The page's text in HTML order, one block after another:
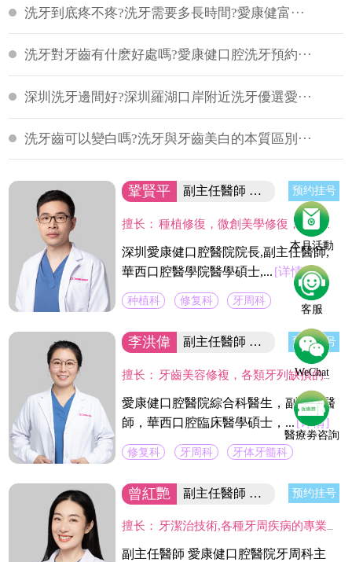
本月活動
客服
WeChat
醫療劵咨詢
洗牙到底疼不疼?洗牙需要多長時間?愛康健富···
洗牙對牙齒有什麽好處嗎?愛康健口腔洗牙預約···
深圳洗牙邊間好?深圳羅湖口岸附近洗牙優選愛···
洗牙齒可以變白嗎?洗牙與牙齒美白的本質區別···
鞏賢平 副主任醫師 醫院院長/碩士 预约挂号
擅长： 種植修復，微創美學修復，全口咬合重建等；熟練應用口腔顯微鏡並在顯微放大設備下進行種植手術、牙周美學手術及各類修復操作。熟練處理牙周病及牙體缺失、四環素、氟斑牙的全口美學修復工作，對於顯微治療有深入研究，具有豐富的口腔全科診療經驗。
深圳愛康健口腔醫院院長,副主任醫師,
華西口腔醫學院醫學碩士,... [详情]
种植科 修复科 牙周科
李洪偉 副主任醫師 口腔醫學碩士 预约挂号
擅长： 牙齒美容修複，各類牙列缺損的固定及活動義齒的修複、鑄造支架式可摘局部義齒、 數字化修複、種植上部義齒修複等。在口腔數字化修複、口腔色度學、口腔仿生材料等領域進行過深入研究，成績顯著。
愛康健口腔醫院綜合科醫生，副主任醫
師，華西口腔臨床醫學碩士，...[详情]
修复科 牙周科 牙体牙髓科
曾紅艷 副主任醫師 集团牙周學科帶頭人 预约挂号
擅长： 牙潔治技術,各種牙周疾病的專業治療及手術治療(翻瓣術及牙周引導骨組織再造術,龈切除術)及種植體周圍感染疾病的治療。
副主任醫師 愛康健口腔醫院牙周科主